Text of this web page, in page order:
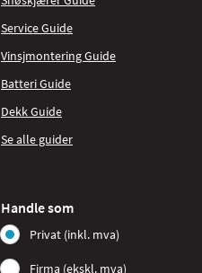
Service Guide
Vinsjmontering Guide
Batteri Guide
Dekk Guide
Se alle guider
Handle som
Privat (inkl. mva)
Firma (ekskl. mva)